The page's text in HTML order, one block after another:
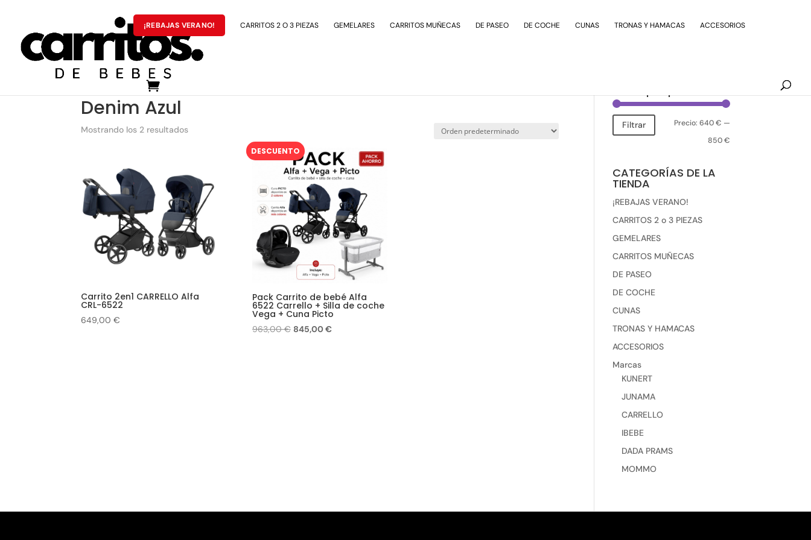
¡REBAJAS VERANO! CARRITOS 2 O 3 PIEZAS GEMELARES CARRITOS MUÑECAS DE PASEO DE COCHE CUNAS TRONAS Y HAMACAS ACCESORIOS
MARCAS
productos
Denim Azul
Denim Azul
Mostrando los 2 resultados
Carrito 2en1 CARRELLO Alfa
CRL-6522
649,00€
DESCUENTO
Pack Carrito de bebé Alfa
6522 Carrello + Silla de coche
Vega + Cuna Picto
963,00€ El
845,00€El
Precio
mínimo
Precio
máximo
Filtrar Precio: 640 € —
850 €
CATEGORÍAS DE LA
TIENDA
¡REBAJAS VERANO!
CARRITOS 2 o 3 PIEZAS
GEMELARES
CARRITOS MUÑECAS
DE PASEO
DE COCHE
CUNAS
TRONAS Y HAMACAS
ACCESORIOS
Marcas
KUNERT
JUNAMA
CARRELLO
IBEBE
DADA PRAMS
MOMMO